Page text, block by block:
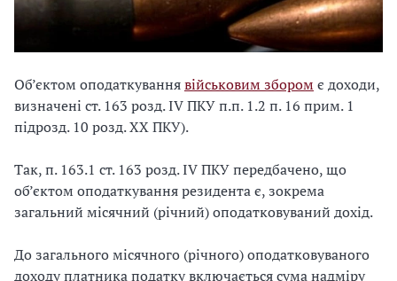
Об’єктом оподаткуваннявійськовим зборомє доходи,
визначені ст. 163 розд. ІV ПКУ п.п. 1.2 п. 16 прим. 1
підрозд. 10 розд. XX ПКУ).
Так, п. 163.1 ст. 163 розд. ІV ПКУ передбачено, що
об’єктом оподаткування резидента є, зокрема
загальний місячний (річний) оподатковуваний дохід.
До загального місячного (річного) оподатковуваного
доходу платника податку включається сума надміру